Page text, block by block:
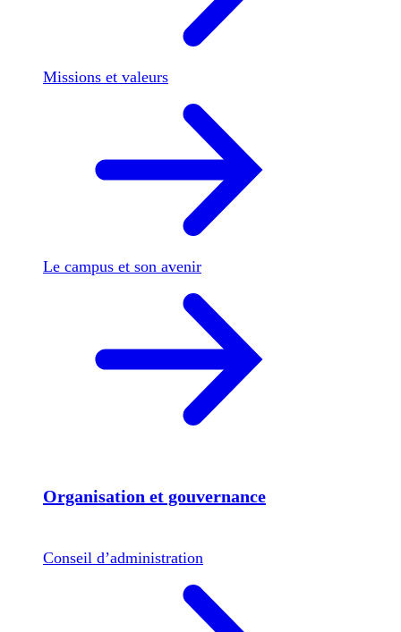
Missions et valeurs
Le campus et son avenir
Organisation et gouvernance
Conseil d’administration